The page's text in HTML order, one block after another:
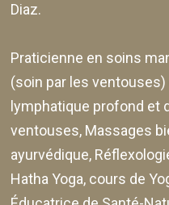
Diaz.
Praticienne en soins
(soin par les
lymphatique profond et
ventouses, Massages
ayurvédique,
Hatha Yoga, cours de